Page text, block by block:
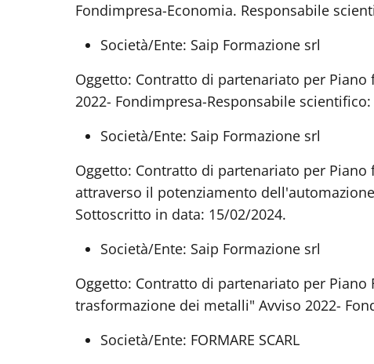
Fondimpresa-Economia. Responsabile
Società/Ente: Saip Formazione srl
Oggetto: Contratto di partenariato per
2022- Fondimpresa-Responsabile
Società/Ente: Saip Formazione srl
Oggetto: Contratto di partenariato per
attraverso il potenziamento
Sottoscritto in data: 15/02/2024.
Società/Ente: Saip Formazione srl
Oggetto: Contratto di partenariato per
trasformazione dei metalli" Avviso 2022-
Società/Ente: FORMARE SCARL